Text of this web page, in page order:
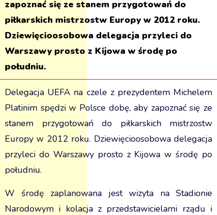
zapoznać się ze stanem przygotowań do
piłkarskich mistrzostw Europy w 2012 roku.
Dziewięcioosobowa delegacja przyleci do
Warszawy prosto z Kijowa w środę po
południu.
Delegacja UEFA na czele z prezydentem Michelem
Platinim spędzi w Polsce dobę, aby zapoznać się ze
stanem przygotowań do piłkarskich mistrzostw
Europy w 2012 roku. Dziewięcioosobowa delegacja
przyleci do Warszawy prosto z Kijowa w środę po
południu.
W środę zaplanowana jest wizyta na Stadionie
Narodowym i kolacja z przedstawicielami rządu i